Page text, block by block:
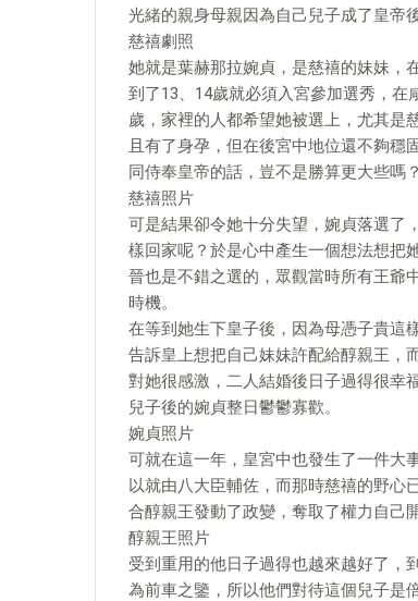
光緒的親身母親因為自己兒子成了皇帝
慈禧劇照
她就是葉赫那拉婉貞，是慈禧的妹妹，
到了13、14歲就必須入宮參加選秀，
歲，家裡的人都希望她被選上，尤其是
且有了身孕，但在後宮中地位還不夠穩
同侍奉皇帝的話，豈不是勝算更大些嗎
慈禧照片
可是結果卻令她十分失望，婉貞落選了
樣回家呢？於是心中產生一個想法想把
晉也是不錯之選的，眾觀當時所有王爺
時機。
在等到她生下皇子後，因為母憑子貴這
告訴皇上想把自己妹妹許配給醇親王，
對她很感激，二人結婚後日子過得很幸
兒子後的婉貞整日鬱鬱寡歡。
婉貞照片
可就在這一年，皇宮中也發生了一件大
以就由八大臣輔佐，而那時慈禧的野心
合醇親王發動了政變，奪取了權力自己
醇親王照片
受到重用的他日子過得也越來越好了，
為前車之鑒，所以他們對待這個兒子是